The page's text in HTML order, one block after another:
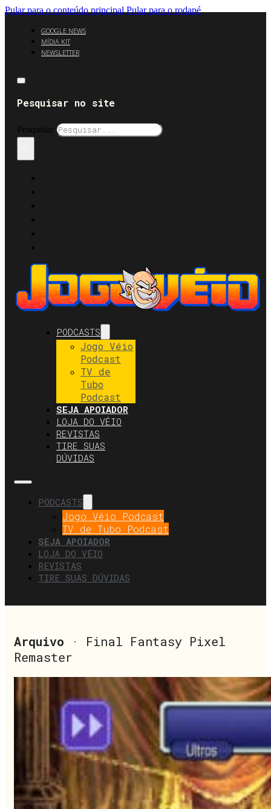
Pular para o conteúdo principal Pular para o rodapé
GOOGLE NEWS
MÍDIA KIT
NEWSLETTER
Pesquisar no site
Pesquisar
PODCASTS
Jogo Véio
Podcast
TV de
Tubo
Podcast
SEJA APOIADOR
LOJA DO VÉIO
REVISTAS
TIRE SUAS
DÚVIDAS
PODCASTS
Jogo Véio Podcast
TV de Tubo Podcast
SEJA APOIADOR
LOJA DO VÉIO
REVISTAS
TIRE SUAS DÚVIDAS
Arquivo · Final Fantasy Pixel
Remaster